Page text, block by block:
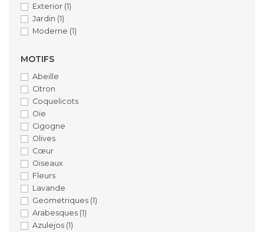
Exterior (1)
Jardin (1)
Moderne (1)
MOTIFS
Abeille
Citron
Coquelicots
Oie
Cigogne
Olives
Cœur
Oiseaux
Fleurs
Lavande
Geometriques (1)
Arabesques (1)
Azulejos (1)